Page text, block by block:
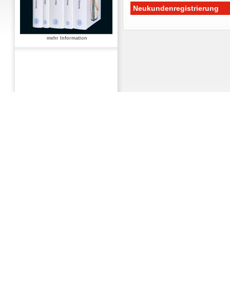
mehr Information
Neukundenregistrierung